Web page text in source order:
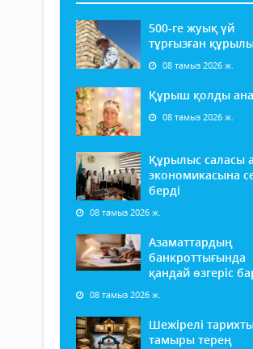
500-ге жуық үй
тұрғызған
08 тамыз 2026 ж.
Құрыш қолды ана
08 тамыз 2026 ж.
Құрылыс саласы
экономикасына
берді
08 тамыз 2026 ж.
Азаматтардың
банкроттығында
қандай өзгеріс
08 тамыз 2026 ж.
Шежірелі
тамыры терең